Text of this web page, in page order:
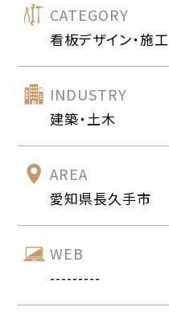
CATEGORY
看板デザイン・施工
INDUSTRY
建築・土木
AREA
愛知県長久手市
WEB
---------